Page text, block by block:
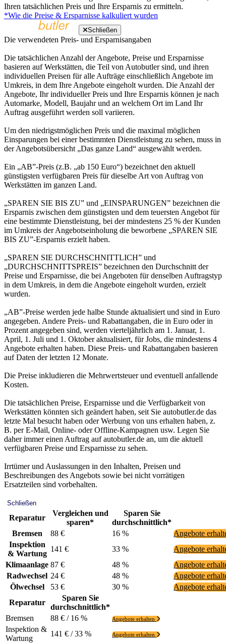
Ihren tatsächlichen Preis und Ihre Ersparnis zu ermitteln.
*Wie die Preise & Ersparnisse kalkuliert wurden
Schließen
Die verwendeten Preis- und Ersparnisangaben
Die tatsächlichen Anzahl der Angebote, Preise und Ersparnisse
basieren auf Werkstätten, die Teil von Autobutler sind, und ihren
individuellen Preisen für alle Aufträge einschließlich Angebote im
Umkreis, in dem Ihre Angebote eingeholt wurden. Die Anzahl der
Angebote, Ihr individueller Preis und Ihre Ersparnis können je nach
Automarke, Modell, Baujahr und an welchem Ort im Land Ihr
Auftrag ausgeführt werden soll variieren.
Um den niedrigstmöglichen Preis und die maximal möglichen
Einsparungen bei einer bestimmten Dienstleistung zu sehen, muss in
der Angebotsübersicht „Das ganze Land“ ausgewählt werden.
Ein „AB”-Preis (z.B. „ab 150 Euro“) bezeichnet den aktuell
günstigsten verfügbaren Preis für dieselbe Art von Auftrag von
Werkstätten im ganzen Land.
„SPAREN SIE BIS ZU” und „EINSPARUNGEN” bezeichnen die
Ersparnis zwischen dem günstigsten und dem teuersten Angebot für
eine bestimmte Dienstleistung, bei der mindestens 25 % der Kunden
im Umkreis der Angebotseinholung die beworbene „SPAREN SIE
BIS ZU”-Ersparnis erzielt haben.
„SPAREN SIE DURCHSCHNITTLICH” und
„DURCHSCHNITTSPREIS” bezeichnen den Durchschnitt der
Preise und Ersparnisse, die bei Angeboten für denselben Auftragstyp
in dem Umkreis, in dem die Angebote eingeholt wurden, erzielt
wurden.
„AB”-Preise werden jede halbe Stunde aktualisiert und sind in Euro
angegeben. Andere Preis- und Rabattangaben, die in Euro oder in
Prozent angegeben sind, werden vierteljährlich am 1. Januar, 1.
April, 1. Juli und 1. Oktober aktualisiert, für Jobs, die mindestens 4
Angebote erhalten haben. Diese Preis- und Rabattangaben basieren
auf Daten der letzten 12 Monate.
Die Preise inkludieren die Mehrwertsteuer und eventuell anfallende
Kosten.
Die tatsächlichen Preise, Ersparnisse und die Verfügbarkeit von
Werkstätten könnten sich geändert haben, seit Sie autobutler.de das
letzte Mal besucht haben oder Werbung von uns erhalten haben, z.
B. per E-Mail, Online- oder Offline-Kampagnen usw. Legen Sie
daher immer einen Auftrag auf autobutler.de an, um die aktuell
verfügbaren Preise und Ersparnisse zu sehen.
Irrtümer und Auslassungen in den Inhalten, Preisen und
Beschreibungen des Angebots sowie bei nicht vorrätigen
Ersatzteilen sind vorbehalten.
Schließen
Reparatur
Vergleichen und
sparen*
Sparen Sie
durchschnittlich*
Bremsen
88 € 16 %
Angebote
Inspektion
& Wartung
141 € 33 %
Angebote
Klimaanlage 87 € 48 %
Angebote
Radwechsel 24 € 48 %
Angebote
Ölwechsel
53 € 30 %
Angebote
Reparatur
Sparen Sie
durchschnittlich*
Bremsen
88 € / 16 % Angebote erhalten
Inspektion &
Wartung
141 € / 33 % Angebote erhalten